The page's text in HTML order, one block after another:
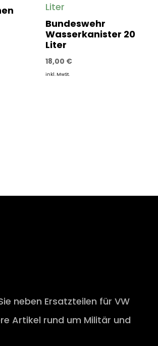
Bundeswehr
Wasserkanister 20
Liter
18,00 €
inkl. MwSt.
neben Ersatzteilen für VW
Artikel rund um Militär und